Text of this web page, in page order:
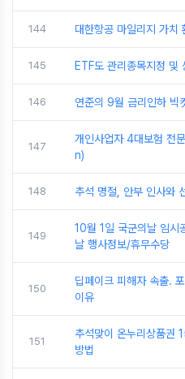
144 대한항공 마일리지 가치
145 ETF도 관리종목지정 및
146 연준의 9월 금리인하
147
개인사업자 4대보험 전
n)
148 추석 명절, 안부 인사와
149
10월 1일 국군의날 임시
날 행사정보/휴무수당
150
딥페이크 피해자 속출.
이유
151
추석맞이 온누리상품권
방법